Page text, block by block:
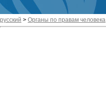
русский > Органы по правам человека